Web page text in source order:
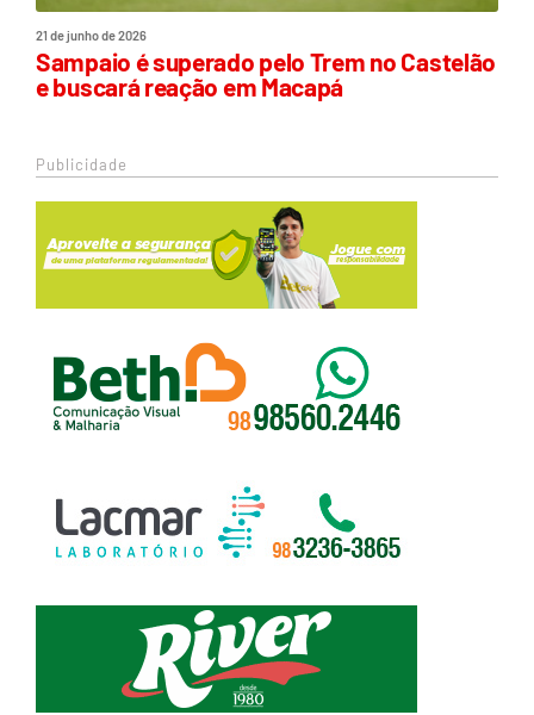
21 de junho de 2026
Sampaio é superado pelo Trem no Castelão
e buscará reação em Macapá
Publicidade